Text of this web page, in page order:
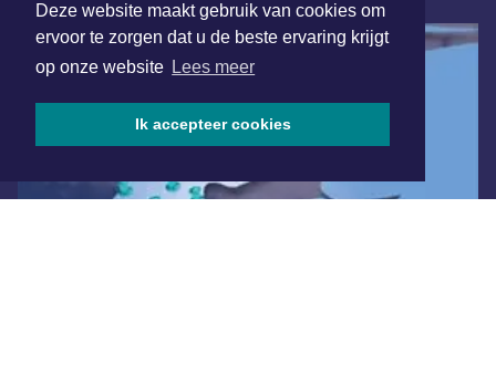
Deze website maakt gebruik van cookies om
ervoor te zorgen dat u de beste ervaring krijgt
op onze website Lees meer
Ik accepteer cookies